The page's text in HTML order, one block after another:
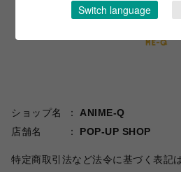
ショップ名
ANIME-Q
店舗名
POP-UP SHOP
特定商取引法など法令に基づく表記
Switch language